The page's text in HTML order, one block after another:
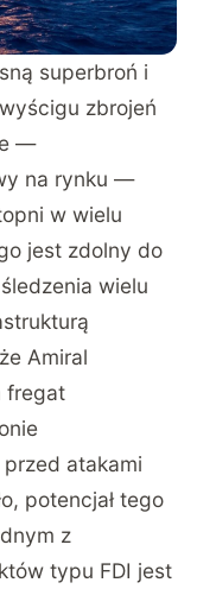
superbroń i
zbrojeń
—
na rynku —
w wielu
jest zdolny do
wielu
Amiral
fregat
atakami
potencjał tego
z
typu FDI jest